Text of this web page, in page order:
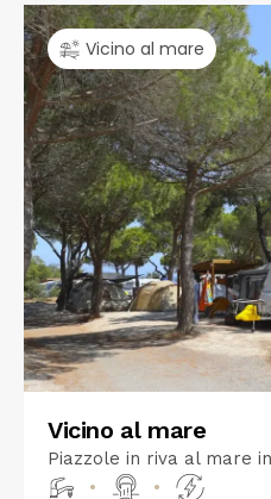
Vicino al mare
Vicino al mare
Piazzole in riva al mare
•
•